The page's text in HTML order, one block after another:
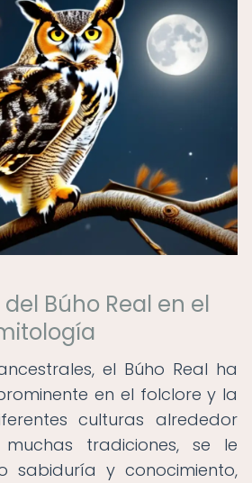
Búho Real en el
el Búho Real ha
en el folclore y la
culturas alrededor
tradiciones, se le
sabiduría y conocimiento,